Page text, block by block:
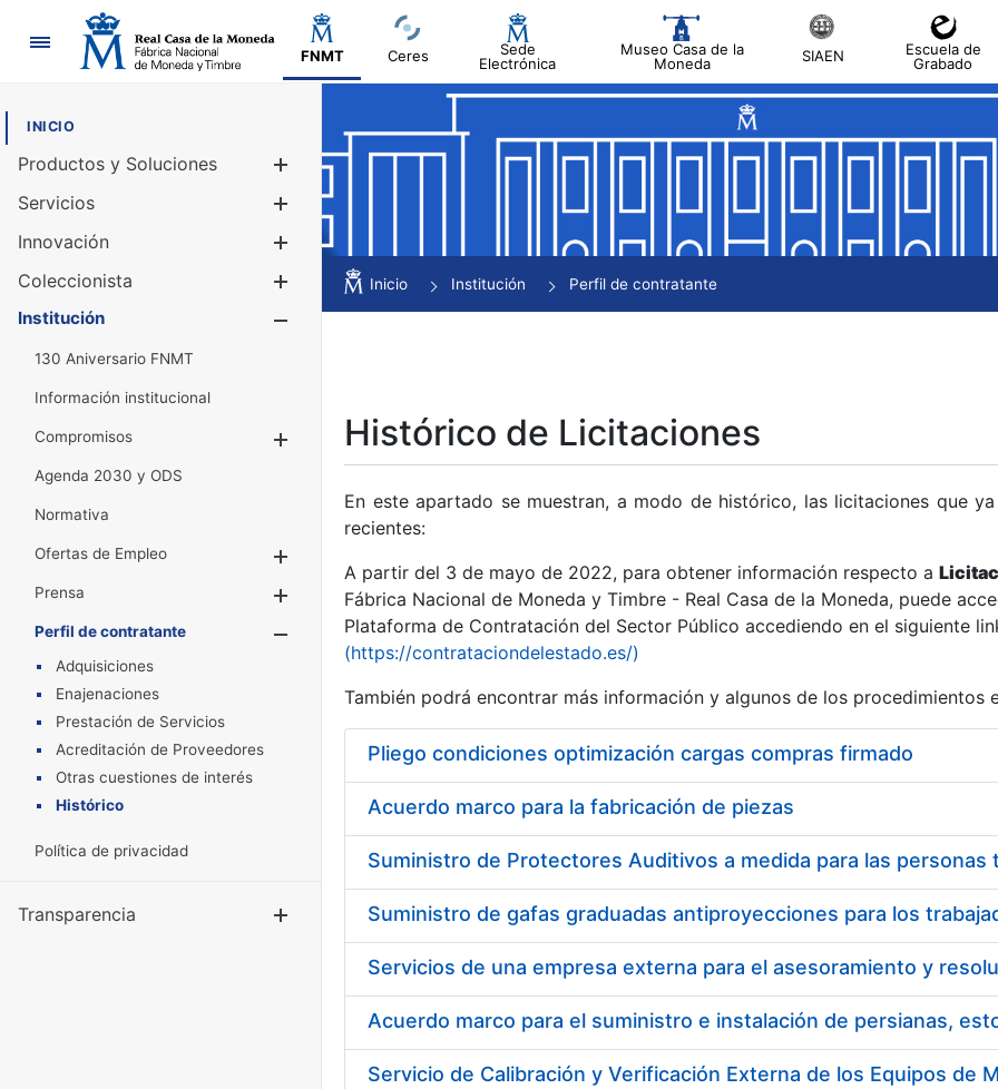
Navegación
FNMT Ceres
Sede
Electrónica
Museo Casa de la
Moneda
SIAEN
Escuela de
Grabado
INICIO
Productos y Soluciones
Mostrar/Ocultar
Servicios
Innovación
Coleccionista
Mostrar/Ocultar
Institución
130 Aniversario FNMT
Información institucional
Compromisos
Mostrar/Ocultar
Agenda 2030 y ODS
Normativa
Ofertas de Empleo
Prensa
Mostrar/Ocultar
Perfil de contratante
Mostrar/Ocultar
Adquisiciones
Enajenaciones
Prestación de Servicios
Acreditación de Proveedores
Otras cuestiones de interés
Histórico
Política de privacidad
Transparencia Mostrar/Ocultar
Inicio Institución Perfil de contratante
Histórico de Licitaciones
En este apartado se muestran, a modo de histórico, las licitaciones que
recientes:
A partir del 3 de mayo de 2022, para obtener información respecto a
Fábrica Nacional de Moneda y Timbre - Real Casa de la Moneda, puede
Plataforma de Contratación del Sector Público accediendo en el siguiente
(https://contrataciondelestado.es/)
También podrá encontrar más información y algunos de los procedimientos
Pliego condiciones optimización cargas compras firmado
Acuerdo marco para la fabricación de piezas
Acuerdo marco para el suministro e instalación de persianas,